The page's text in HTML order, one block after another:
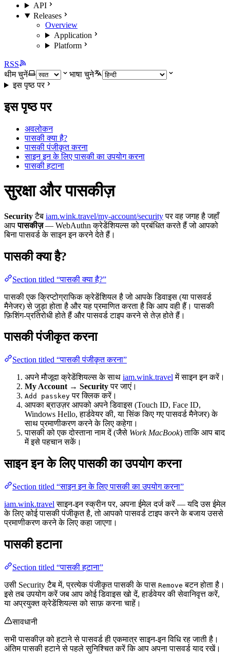
API
Releases
Overview
Application
Platform
RSS
थीम चुनें
भाषा चुने
इस पृष्ठ पर
इस पृष्ठ पर
अवलोकन
पासकी क्या है?
पासकी पंजीकृत करना
साइन इन के लिए पासकी का उपयोग करना
पासकी हटाना
सुरक्षा और पासकीज़
Securityटैब iam.wink.travel/my-account/securityपर वह जगह है जहाँ
आपपासकीज़— WebAuthn क्रेडेंशियल्स को प्रबंधित करते हैं जो आपको
बिना पासवर्ड के साइन इन करने देते हैं।
पासकी क्या है?
Section titled “पासकी क्या है?”
पासकी एक क्रिप्टोग्राफिक क्रेडेंशियल है जो आपके डिवाइस (या पासवर्ड
मैनेजर) से जुड़ा होता है और यह प्रमाणित करता है कि आप वही हैं। पासकी
फ़िशिंग-प्रतिरोधी होते हैं और पासवर्ड टाइप करने से तेज़ होते हैं।
पासकी पंजीकृत करना
Section titled “पासकी पंजीकृत करना”
अपने मौजूदा क्रेडेंशियल्स के साथ iam.wink.travel में साइन इन करें।
My Account → Securityपर जाएं।
Add passkey पर क्लिक करें।
आपका ब्राउज़र आपको अपने डिवाइस (Touch ID, Face ID,
Windows Hello, हार्डवेयर की, या सिंक किए गए पासवर्ड मैनेजर) के
साथ प्रमाणीकरण करने के लिए कहेगा।
पासकी को एक दोस्ताना नाम दें (जैसे Work MacBook) ताकि आप बाद
में इसे पहचान सकें।
साइन इन के लिए पासकी का उपयोग करना
Section titled “साइन इन के लिए पासकी का उपयोग करना”
iam.wink.travel साइन-इन स्क्रीन पर, अपना ईमेल दर्ज करें — यदि उस ईमेल
के लिए कोई पासकी पंजीकृत है, तो आपको पासवर्ड टाइप करने के बजाय उससे
प्रमाणीकरण करने के लिए कहा जाएगा।
पासकी हटाना
Section titled “पासकी हटाना”
उसी Security टैब में, प्रत्येक पंजीकृत पासकी के पास Remove बटन होता है।
इसे तब उपयोग करें जब आप कोई डिवाइस खो दें, हार्डवेयर की सेवानिवृत्त करें,
या अप्रयुक्त क्रेडेंशियल्स को साफ़ करना चाहें।
सावधानी
सभी पासकीज़ को हटाने से पासवर्ड ही एकमात्र साइन-इन विधि रह जाती है।
अंतिम पासकी हटाने से पहले सुनिश्चित करें कि आप अपना पासवर्ड याद रखें।